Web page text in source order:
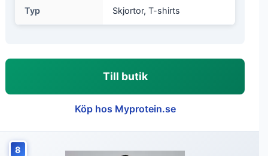
Typ Skjortor, T-shirts
Till butik
Köp hos Myprotein.se
8